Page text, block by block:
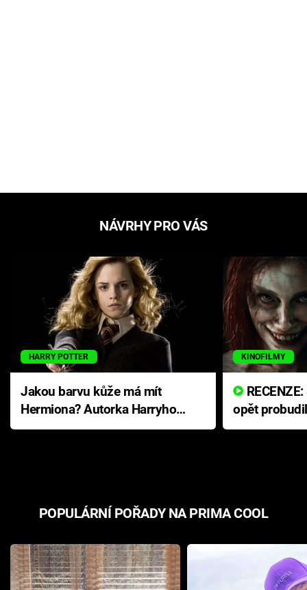
NÁVRHY PRO VÁS
HARRY POTTER
Jakou barvu kůže má mít
Hermiona? Autorka Harryho
Pottera přišla s ráznou
KINOFILMY
opět
přichází s
POPULÁRNÍ POŘADY NA PRIMA COOL